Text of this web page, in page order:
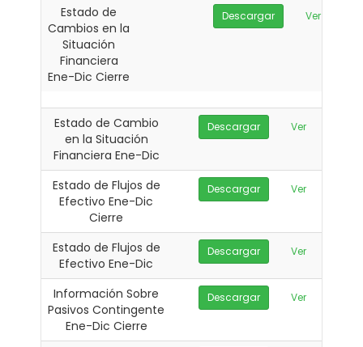
Estado de
Cambios en la
Situación
Financiera
Ene-Dic Cierre
Descargar Ver
Estado de Cambio
en la Situación
Financiera Ene-Dic
Descargar Ver
Estado de Flujos de
Efectivo Ene-Dic
Cierre
Descargar Ver
Estado de Flujos de
Efectivo Ene-Dic
Descargar Ver
Información Sobre
Pasivos Contingente
Ene-Dic Cierre
Descargar Ver